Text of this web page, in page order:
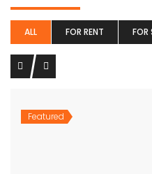
ALL FOR RENT FOR
Featured